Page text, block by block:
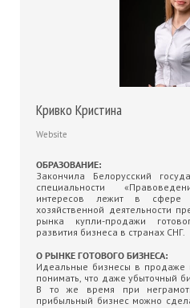
Кривко Кристина
Website
ОБРАЗОВАНИЕ:
Закончила Белорусский
специальности
интересов лежит в сфере
хозяйственной деятельности
рынка купли-продажи
развития бизнеса в странах СНГ.
О РЫНКЕ ГОТОВОГО БИЗНЕСА:
Идеальные бизнесы в продаже
понимать, что даже убыточный
В то же время при
прибыльный бизнес можно